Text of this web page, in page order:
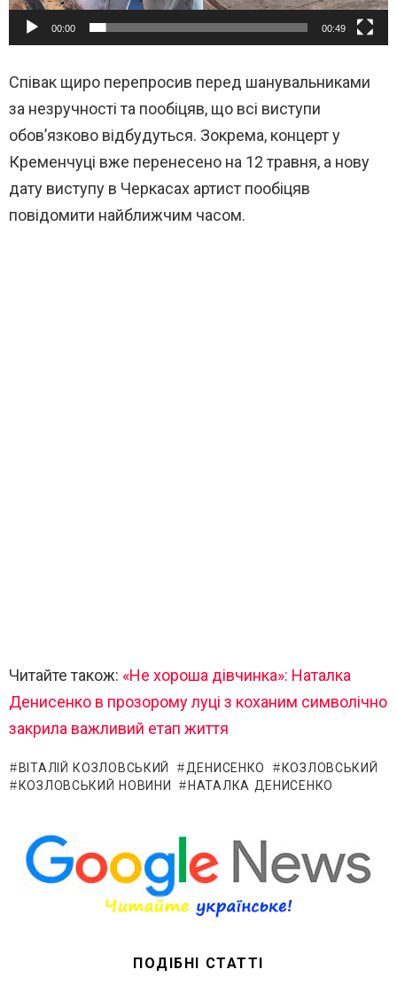
00:00 00:49
Співак щиро перепросив перед шанувальниками
за незручності та пообіцяв, що всі виступи
обов’язково відбудуться. Зокрема, концерт у
Кременчуці вже перенесено на 12 травня, а нову
дату виступу в Черкасах артист пообіцяв
повідомити найближчим часом.
Читайте також: «Не хороша дівчинка»: Наталка
Денисенко в прозорому луці з коханим символічно
закрила важливий етап життя
ВІТАЛІЙ КОЗЛОВСЬКИЙ ДЕНИСЕНКО
КОЗЛОВСЬКИЙ
КОЗЛОВСЬКИЙ НОВИНИ
НАТАЛКА ДЕНИСЕНКО
ПОДІБНІ СТАТТІ